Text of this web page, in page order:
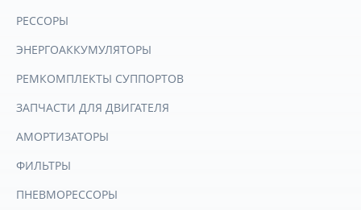
РЕССОРЫ
ЭНЕРГОАККУМУЛЯТОРЫ
РЕМКОМПЛЕКТЫ СУППОРТОВ
ЗАПЧАСТИ ДЛЯ ДВИГАТЕЛЯ
АМОРТИЗАТОРЫ
ФИЛЬТРЫ
ПНЕВМОРЕССОРЫ